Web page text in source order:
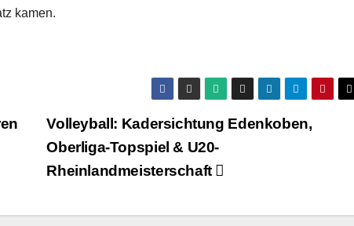
kamen.
Volleyball: Kadersichtung Edenkoben,
Oberliga-Topspiel & U20-
Rheinlandmeisterschaft